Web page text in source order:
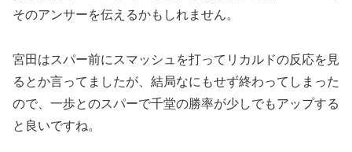
そのアンサーを伝えるかもしれません。
宮田はスパー前にスマッシュを打ってリカルドの反応を見
るとか言ってましたが、結局なにもせず終わってしまった
ので、一歩とのスパーで千堂の勝率が少しでもアップする
と良いですね。